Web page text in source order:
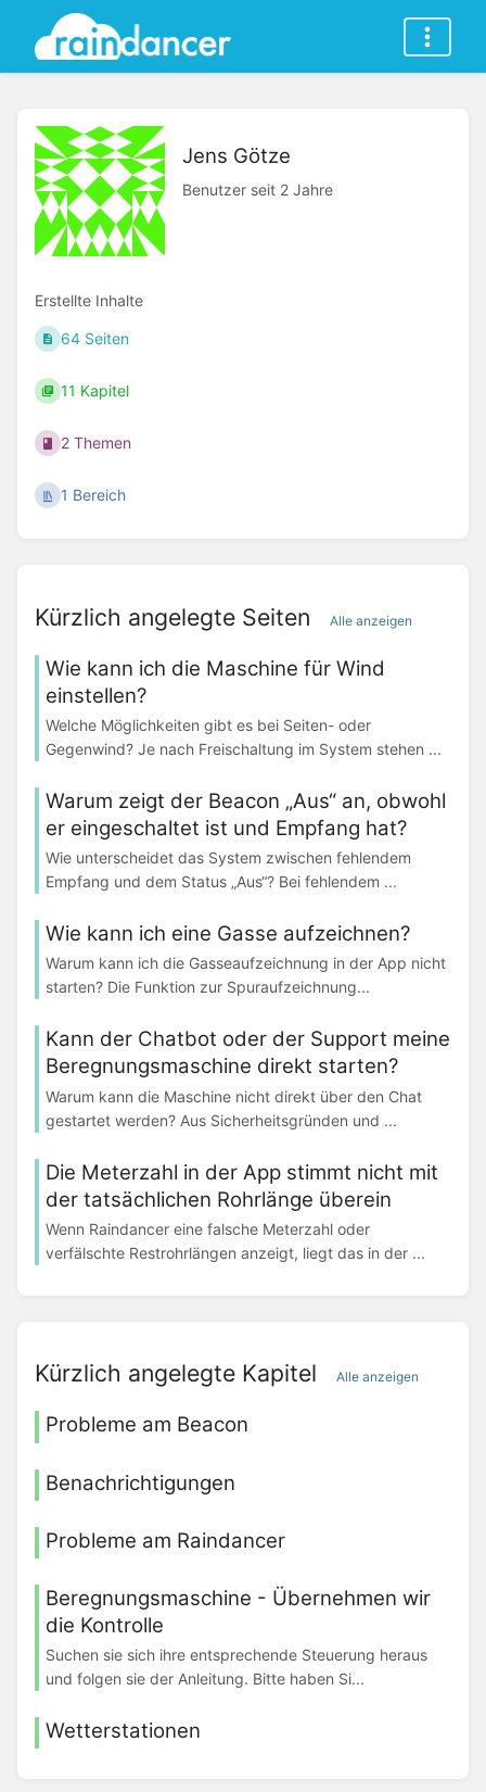
Jens Götze
Benutzer seit 2 Jahre
Erstellte Inhalte
64 Seiten
11 Kapitel
2 Themen
1 Bereich
Kürzlich angelegte Seiten Alle anzeigen
Wie kann ich die Maschine für Wind
einstellen?
Welche Möglichkeiten gibt es bei Seiten- oder
Gegenwind? Je nach Freischaltung im System stehen ...
Warum zeigt der Beacon „Aus“ an, obwohl
er eingeschaltet ist und Empfang hat?
Wie unterscheidet das System zwischen fehlendem
Empfang und dem Status „Aus“? Bei fehlendem ...
Wie kann ich eine Gasse aufzeichnen?
Warum kann ich die Gasseaufzeichnung in der App nicht
starten? Die Funktion zur Spuraufzeichnung...
Kann der Chatbot oder der Support meine
Beregnungsmaschine direkt starten?
Warum kann die Maschine nicht direkt über den Chat
gestartet werden? Aus Sicherheitsgründen und ...
Die Meterzahl in der App stimmt nicht mit
der tatsächlichen Rohrlänge überein
Wenn Raindancer eine falsche Meterzahl oder
verfälschte Restrohrlängen anzeigt, liegt das in der ...
Kürzlich angelegte Kapitel Alle anzeigen
Probleme am Beacon
Benachrichtigungen
Probleme am Raindancer
Beregnungsmaschine - Übernehmen wir
die Kontrolle
Suchen sie sich ihre entsprechende Steuerung heraus
und folgen sie der Anleitung. Bitte haben Si...
Wetterstationen